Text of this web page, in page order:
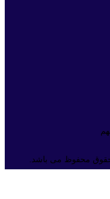
محفوظ می باشد.